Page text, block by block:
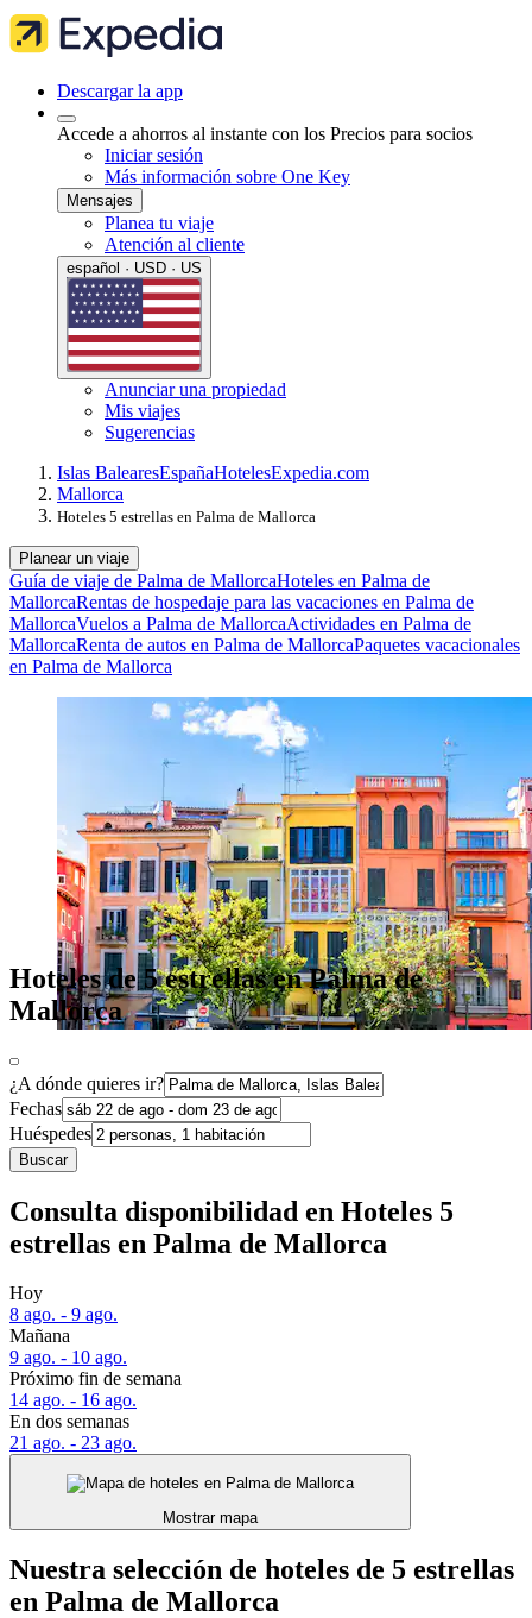
Descargar la app
Accede a ahorros al instante con los Precios para socios
Iniciar sesión
Más información sobre One Key
Mensajes
Planea tu viaje
Atención al cliente
español · USD · US
Anunciar una propiedad
Mis viajes
Sugerencias
Islas BalearesEspañaHotelesExpedia.com
Mallorca
Hoteles 5 estrellas en Palma de Mallorca
Planear un viaje
Guía de viaje de Palma de MallorcaHoteles en Palma de
MallorcaRentas de hospedaje para las vacaciones en Palma de
MallorcaVuelos a Palma de MallorcaActividades en Palma de
MallorcaRenta de autos en Palma de MallorcaPaquetes vacacionales
en Palma de Mallorca
Hoteles de 5 estrellas en Palma de
Mallorca
¿A dónde quieres ir?
Fechas
Huéspedes
Buscar
Consulta disponibilidad en Hoteles 5
estrellas en Palma de Mallorca
Hoy
8 ago. - 9 ago.
Mañana
9 ago. - 10 ago.
Próximo fin de semana
14 ago. - 16 ago.
En dos semanas
21 ago. - 23 ago.
Mostrar mapa
Nuestra selección de hoteles de 5 estrellas
en Palma de Mallorca